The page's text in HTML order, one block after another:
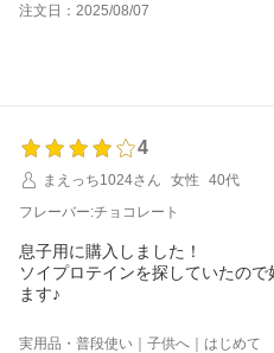
注文日：2025/08/07
4
まえっち1024さん
女性
40代
フレーバー:チョコレート
息子用に購入しました！
ソイプロテインを探していたの
ます♪
実用品・普段使い｜子供へ｜はじめて